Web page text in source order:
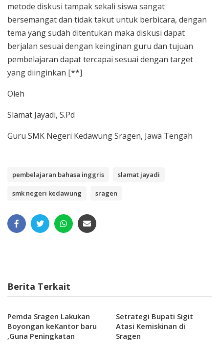
metode diskusi tampak sekali siswa sangat
bersemangat dan tidak takut untuk berbicara, dengan
tema yang sudah ditentukan maka diskusi dapat
berjalan sesuai dengan keinginan guru dan tujuan
pembelajaran dapat tercapai sesuai dengan target
yang diinginkan [**]
Oleh
Slamat Jayadi, S.Pd
Guru SMK Negeri Kedawung Sragen, Jawa Tengah
pembelajaran bahasa inggris slamat jayadi
smk negeri kedawung sragen
Berita Terkait
Pemda Sragen Lakukan
Boyongan keKantor baru
,Guna Peningkatan
Setrategi Bupati Sigit
Atasi Kemiskinan di
Sragen